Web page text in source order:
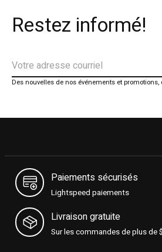
Restez informé!
Des nouvelles de nos événements et
Paiements sécurisés
Lightspeed paiements
Livraison gratuite
Sur les commandes de plus de